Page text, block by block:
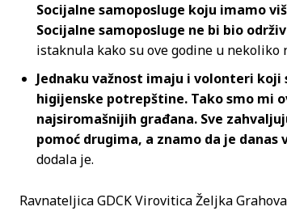
Socijalne samoposluge koju imamo
Socijalne samoposluge ne bi bio održiv
istaknula kako su ove godine u
Jednaku važnost imaju i volonteri
higijenske potrepštine. Tako smo mi
najsiromašnijih građana. Sve
pomoć drugima, a znamo da je
dodala je.
Ravnateljica GDCK Virovitica Željka